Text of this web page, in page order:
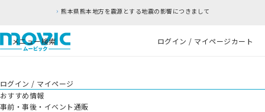
熊本県熊本地方を震源とする地震の影響につきまして
メニュー検索 ログイン / マイページカート
ログイン / マイページ
おすすめ情報
事前・事後・イベント通販